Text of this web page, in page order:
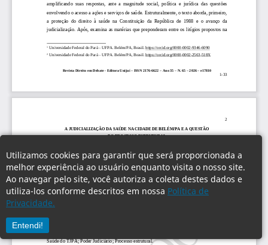
Utilizamos cookies para garantir que será proporcionada a
melhor experiência ao usuário enquanto visita o nosso site.
Ao navegar pelo site, você autoriza a coleta destes dados e
utiliza-los conforme descritos em nossa Política de
Privacidade.
Entendi!